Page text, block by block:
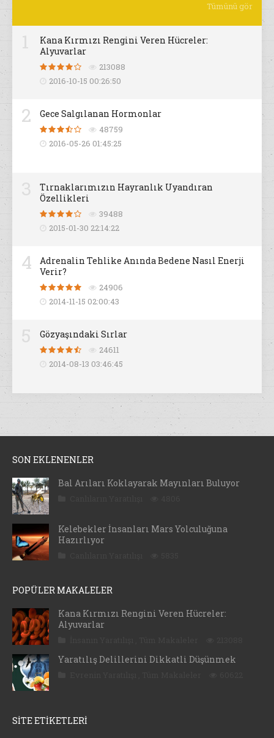
Tümünü gör
Kana Kırmızı Rengini Veren Hücreler:
Alyuvarlar
213088
2016-10-15 00:26:50
2 Gece Salgılanan Hormonlar
48759
2016-05-26 01:45:25
Tırnaklarımızın Hayranlık Uyandıran
Özellikleri
39488
2015-01-30 22:14:22
4
Adrenalin Tehlike Anında Bedene Nasıl Enerji
Verir?
24906
2014-11-15 02:00:43
Gözyaşındaki Sırlar
24611
2014-08-13 03:46:45
SON EKLENENLER
Bal Arıları Koklayarak Mayınları Buluyor
Kelebekler İnsanları Mars Yolculuğuna
Hazırlıyor
POPÜLER MAKALELER
Kana Kırmızı Rengini Veren Hücreler:
Alyuvarlar
Yaratılış Delillerini Dikkatli Düşünmek
SİTE ETİKETLERİ